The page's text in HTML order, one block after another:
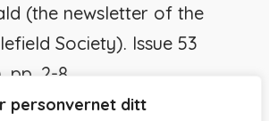
personvernet ditt
(the newsletter of the
Society). Issue 53
pp. 2-8.
rosapimp17.htm